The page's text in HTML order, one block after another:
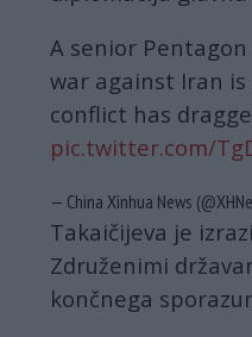
A senior
war against Iran
conflict has
pic.twitter.com/
— China Xinhua News
Takaičijeva je
Združenimi
končnega